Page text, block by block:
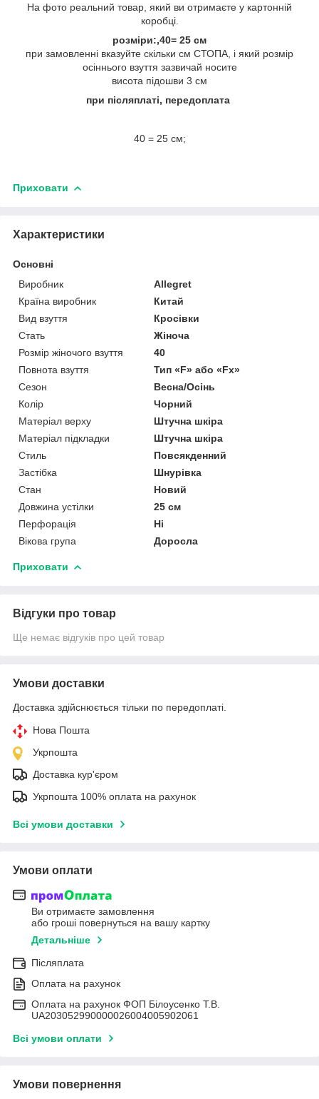
На фото реальний товар, який ви отримаєте у картонній
коробці.
розміри:,40= 25 см
при замовленні вказуйте скільки см СТОПА, і який розмір
осіннього взуття зазвичай носите
висота підошви 3 см
при післяплаті, передоплата
40 = 25 см;
Приховати
Характеристики
Основні
Виробник
Allegret
Країна виробник
Китай
Вид взуття
Кросівки
Стать
Жіноча
Розмір жіночого взуття
40
Повнота взуття
Тип «F» або «Fx»
Сезон
Весна/Осінь
Колір
Чорний
Матеріал верху
Штучна шкіра
Матеріал підкладки
Штучна шкіра
Стиль
Повсякденний
Застібка
Шнурівка
Стан
Новий
Довжина устілки
25 см
Перфорація
Ні
Вікова група
Доросла
Приховати
Відгуки про товар
Ще немає відгуків про цей товар
Умови доставки
Доставка здійснюється тільки по передоплаті.
Нова Пошта
Укрпошта
Доставка кур'єром
Укрпошта 100% оплата на рахунок
Всі умови доставки
Умови оплати
Ви отримаєте замовлення
або гроші повернуться на вашу картку
Детальніше
Післяплата
Оплата на рахунок
Оплата на рахунок ФОП Білоусенко Т.В.
UA203052990000026004005902061
Всі умови оплати
Умови повернення